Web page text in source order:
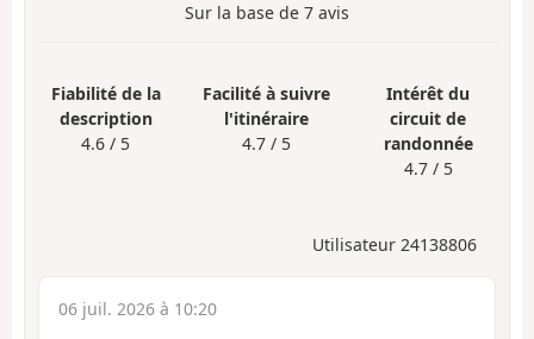
Sur la base de 7 avis
Fiabilité de la
description
4.6 / 5
Facilité à suivre
l'itinéraire
4.7 / 5
Intérêt du
circuit de
randonnée
4.7 / 5
Utilisateur 24138806
06 juil. 2026 à 10:20